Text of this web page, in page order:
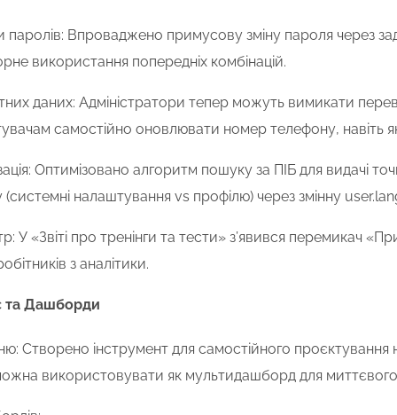
паролів: Впроваджено примусову зміну пароля через
використання попередніх комбінацій.
даних: Адміністратори тепер можуть вимикати
самостійно оновлювати номер телефону, навіть
Оптимізовано алгоритм пошуку за ПІБ для видачі
налаштування vs профілю) через змінну
У «Звіті про тренінги та тести» з’явився перемикач
з аналітики.
та Дашборди
Створено інструмент для самостійного проєктування
використовувати як мультидашборд для